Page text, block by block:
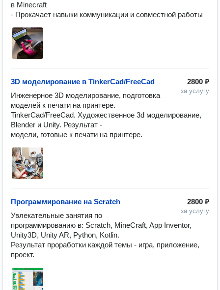
в Minecraft
- Прокачает навыки коммуникации и совместной работы
2800 ₽
за услугу
3D моделирование в TinkerCad/FreeCad
Инженерное 3D моделирование, подготовка
моделей к печати на принтере.
TinkerCad/FreeCad. Художественное 3d моделирование,
Blender и Unity. Результат -
модели, готовые к печати на принтере.
2800 ₽
за услугу
Программирование на Scratch
Увлекательные занятия по
программированию в: Scratch, MineCraft, App Inventor,
Unity3D, Unity AR, Python, Kotlin.
Результат проработки каждой темы - игра, приложение,
проект.